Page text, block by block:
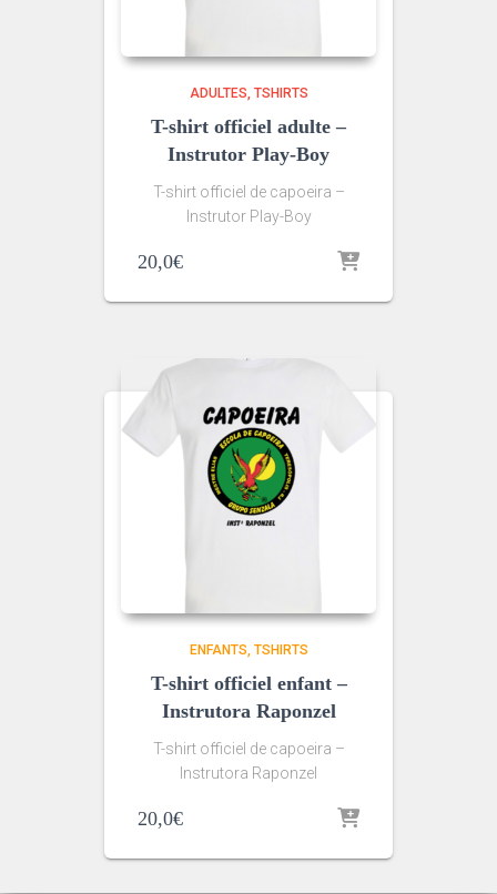
ADULTES TSHIRTS
T-shirt officiel adulte –
Instrutor Play-Boy
T-shirt officiel de capoeira –
Instrutor Play-Boy
20,0€
ENFANTS TSHIRTS
T-shirt officiel enfant –
Instrutora Raponzel
T-shirt officiel de capoeira –
Instrutora Raponzel
20,0€